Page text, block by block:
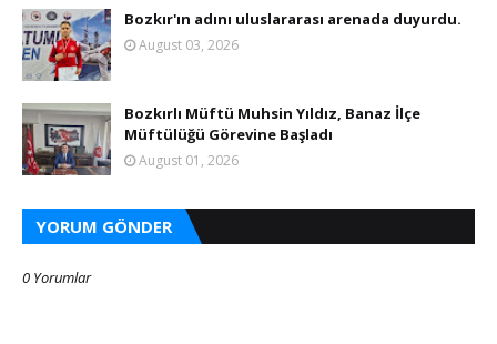
Bozkır'ın adını uluslararası arenada duyurdu.
August 03, 2026
Bozkırlı Müftü Muhsin Yıldız, Banaz İlçe
Müftülüğü Görevine Başladı
August 01, 2026
YORUM GÖNDER
0 Yorumlar